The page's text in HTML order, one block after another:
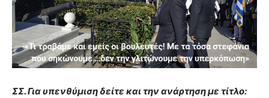
ΣΣ. Για υπενθύμιση δείτε και την ανάρτηση με τίτλο: